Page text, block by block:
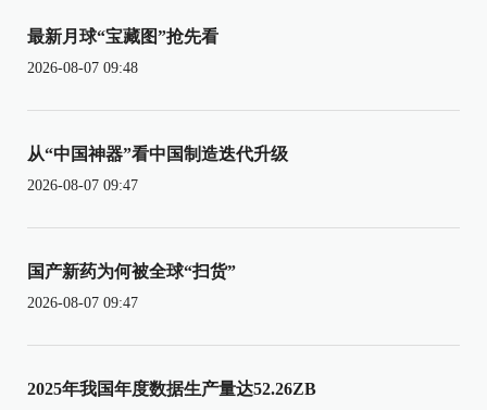
最新月球“宝藏图”抢先看
2026-08-07 09:48
从“中国神器”看中国制造迭代升级
2026-08-07 09:47
国产新药为何被全球“扫货”
2026-08-07 09:47
2025年我国年度数据生产量达52.26ZB